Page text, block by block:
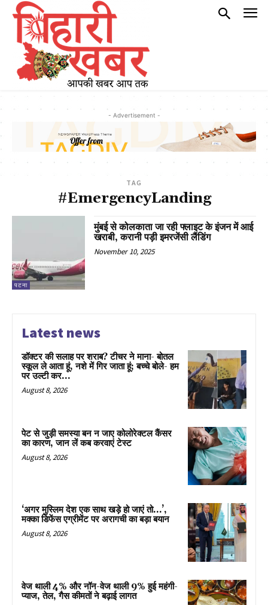
- Advertisement -
TAG
#EmergencyLanding
पटना
मुंबई से कोलकाता जा रही फ्लाइट के इंजन में आई
खराबी, करानी पड़ी इमरजेंसी लैंडिंग
November 10, 2025
Latest news
डॉक्टर की सलाह पर शराब? टीचर ने माना- बोतल
स्कूल ले आता हूं, नशे में गिर जाता हूं; बच्चे बोले- हम
पर उल्टी कर...
August 8, 2026
पेट से जुड़ी समस्या बन न जाए कोलोरेक्टल कैंसर
का कारण, जान लें कब करवाएं टेस्ट
August 8, 2026
‘अगर मुस्लिम देश एक साथ खड़े हो जाएं तो…’,
मक्का डिफेंस एग्रीमेंट पर अरागची का बड़ा बयान
August 8, 2026
वेज थाली 4% और नॉन-वेज थाली 9% हुई महंगी-
प्याज, तेल, गैस कीमतों ने बढ़ाई लागत